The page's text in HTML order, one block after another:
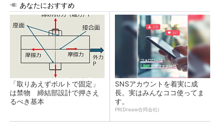
あなたにおすすめ
「取りあえずボルトで固定」
は禁物 締結部設計で押さえ
るべき基本
SNSアカウントを着実に成
長。実はみんなココ使ってま
す。
PR(Dreaw合同会社)